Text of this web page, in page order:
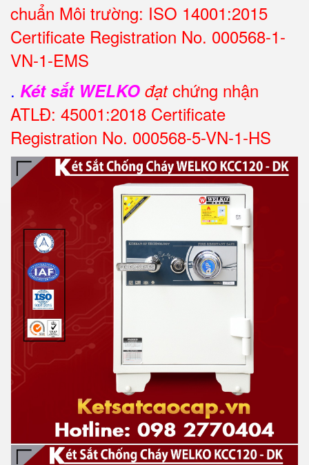
chuẩn Môi trường: ISO 14001:2015
Certificate Registration No. 000568-1-
VN-1-EMS
. Két sắt WELKO đạtchứng nhận
ATLĐ: 45001:2018 Certificate
Registration No. 000568-5-VN-1-HS